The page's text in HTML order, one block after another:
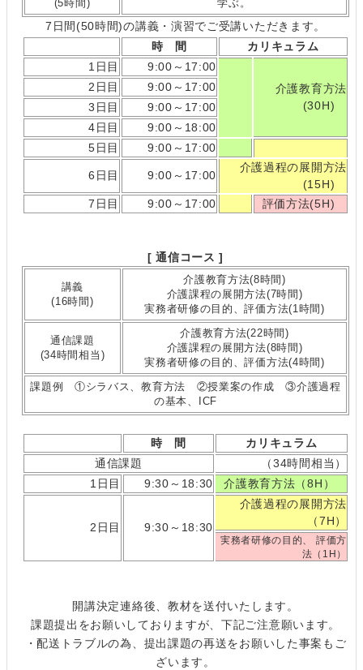
(5時間)
学ぶ。
7日間(50時間)の講義・演習でご受講いただきます。
時 間
カリキュラム
1日目
9:00～17:00
介護教育方法
(30H)
2日目
9:00～17:00
3日目
9:00～17:00
4日目
9:00～18:00
5日目
9:00～17:00
6日目 9:00～17:00
介護過程の展開方法
(15H)
7日目
9:00～17:00 評価方法(5H)
[ 通信コース ]
講義
(16時間)
介護教育方法(8時間)
介護課程の展開方法(7時間)
実務者研修の目的、評価方法(1時間)
通信課題
(34時間相当)
介護教育方法(22時間)
介護課程の展開方法(8時間)
実務者研修の目的、評価方法(4時間)
課題例 ①シラバス、教育方法 ②授業案の作成 ③介護過程
の基本、ICF
時 間
カリキュラム
通信課題
（34時間相当）
1日目
9:30～18:30 介護教育方法（8H）
2日目 9:30～18:30
介護過程の展開方法
（7H）
実務者研修の目的、 評価方
法（1H）
開講決定連絡後、教材を送付いたします。
課題提出をお願いしておりますが、下記ご注意願います。
・配送トラブルの為、提出課題の再送をお願いした事案もご
ざいます。